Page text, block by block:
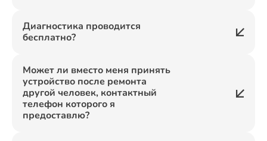
Диагностика проводится
бесплатно?
Может ли вместо меня принять
устройство после ремонта
другой человек, контактный
телефон которого я
предоставлю?